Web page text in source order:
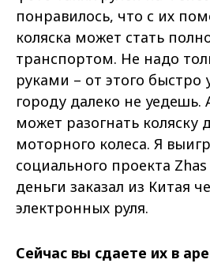
понравилось, что с их
коляска может стать
транспортом. Не надо
руками – от этого быстро
городу далеко не уедешь.
может разогнать коляску
моторного колеса. Я
социального проекта
деньги заказал из Китая
электронных руля.
Сейчас вы сдаете их в